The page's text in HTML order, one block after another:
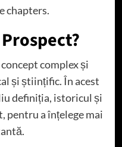
chapters.
complex și
și științific. În acest
definiția, istoricul și
pentru a înțelege mai